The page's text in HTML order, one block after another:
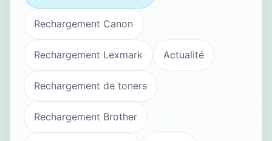
Rechargement Canon
Rechargement Lexmark Actualité
Rechargement de toners
Rechargement Brother